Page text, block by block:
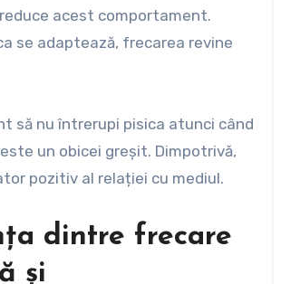
acest comportament.
se adaptează, frecarea revine
să nu întrerupi pisica atunci când
un obicei greșit. Dimpotrivă,
pozitiv al relației cu mediul.
dintre frecare
și